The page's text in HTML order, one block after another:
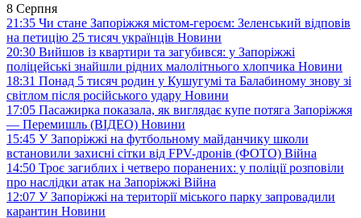
8 Серпня
21:35 Чи стане Запоріжжя містом-героєм: Зеленський відповів
на петицію 25 тисяч українців Новини
20:30 Вийшов із квартири та загубився: у Запоріжжі
поліцейські знайшли рідних малолітнього хлопчика Новини
18:31 Понад 5 тисяч родин у Кушугумі та Балабиному знову зі
світлом після російського удару Новини
17:05 Пасажирка показала, як виглядає купе потяга Запоріжжя
— Перемишль (ВІДЕО) Новини
15:45 У Запоріжжі на футбольному майданчику школи
встановили захисні сітки від FPV-дронів (ФОТО) Війна
14:50 Троє загиблих і четверо поранених: у поліції розповіли
про наслідки атак на Запоріжжі Війна
12:07 У Запоріжжі на території міського парку запровадили
карантин Новини